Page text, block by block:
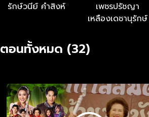
รักษ์วนีย์ คำสิงห์
เพชรปรัชญา
เหลืองเดชานุรักษ์
ตอนทั้งหมด (32)